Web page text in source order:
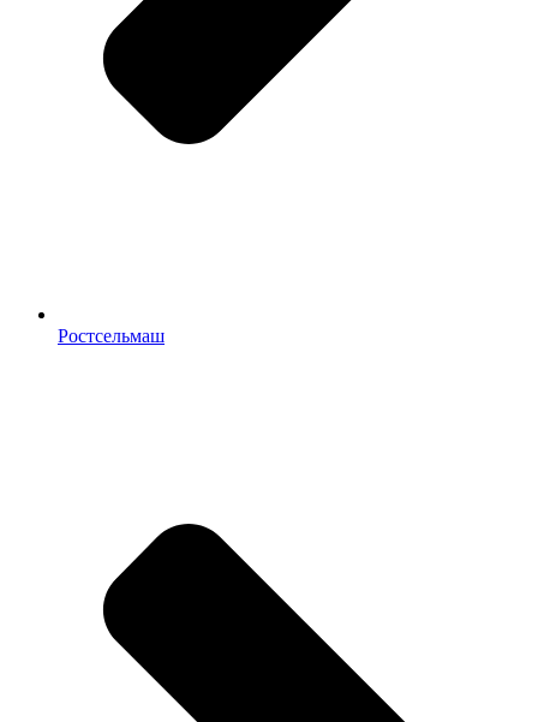
Ростсельмаш